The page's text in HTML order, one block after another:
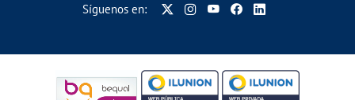
Síguenos en: